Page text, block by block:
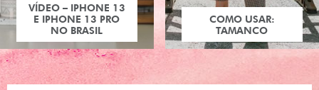
VÍDEO – IPHONE 13
E IPHONE 13 PRO
NO BRASIL
COMO USAR:
TAMANCO